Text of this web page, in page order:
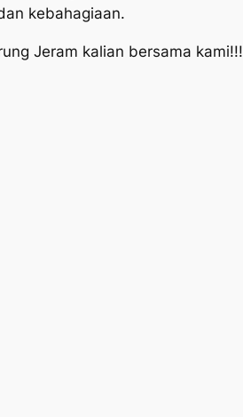
kebahagiaan.
Jeram kalian bersama kami!!!